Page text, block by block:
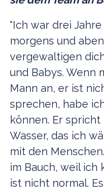
"Ich war drei
morgens und
vergewaltigen
und Babys. Wenn
Mann an, er ist
sprechen, habe
können. Er
Wasser, das ich
mit den
im Bauch, weil ich
ist nicht normal.